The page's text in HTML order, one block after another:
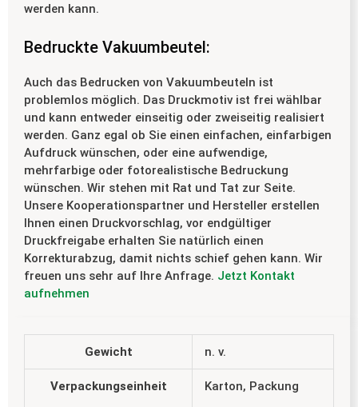
werden kann.
Bedruckte Vakuumbeutel:
Auch das Bedrucken von Vakuumbeuteln ist
problemlos möglich. Das Druckmotiv ist frei wählbar
und kann entweder einseitig oder zweiseitig realisiert
werden. Ganz egal ob Sie einen einfachen, einfarbigen
Aufdruck wünschen, oder eine aufwendige,
mehrfarbige oder fotorealistische Bedruckung
wünschen. Wir stehen mit Rat und Tat zur Seite.
Unsere Kooperationspartner und Hersteller erstellen
Ihnen einen Druckvorschlag, vor endgültiger
Druckfreigabe erhalten Sie natürlich einen
Korrekturabzug, damit nichts schief gehen kann. Wir
freuen uns sehr auf Ihre Anfrage. Jetzt Kontakt
aufnehmen
Gewicht n. v.
Verpackungseinheit Karton, Packung